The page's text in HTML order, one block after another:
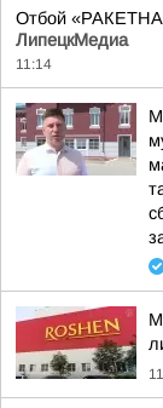
Отбой
ЛипецкМедиа
11:14